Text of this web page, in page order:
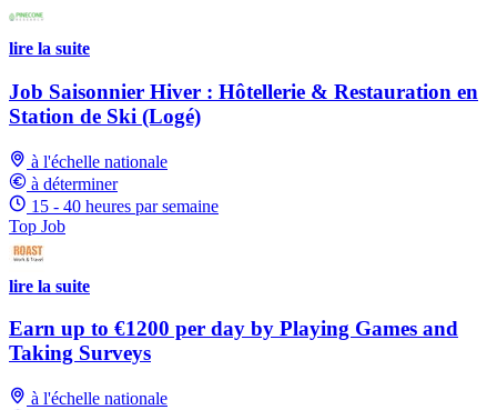
lire la suite
Job Saisonnier Hiver : Hôtellerie & Restauration en
Station de Ski (Logé)
à l'échelle nationale
à déterminer
15 - 40 heures par semaine
Top Job
lire la suite
Earn up to €1200 per day by Playing Games and
Taking Surveys
à l'échelle nationale